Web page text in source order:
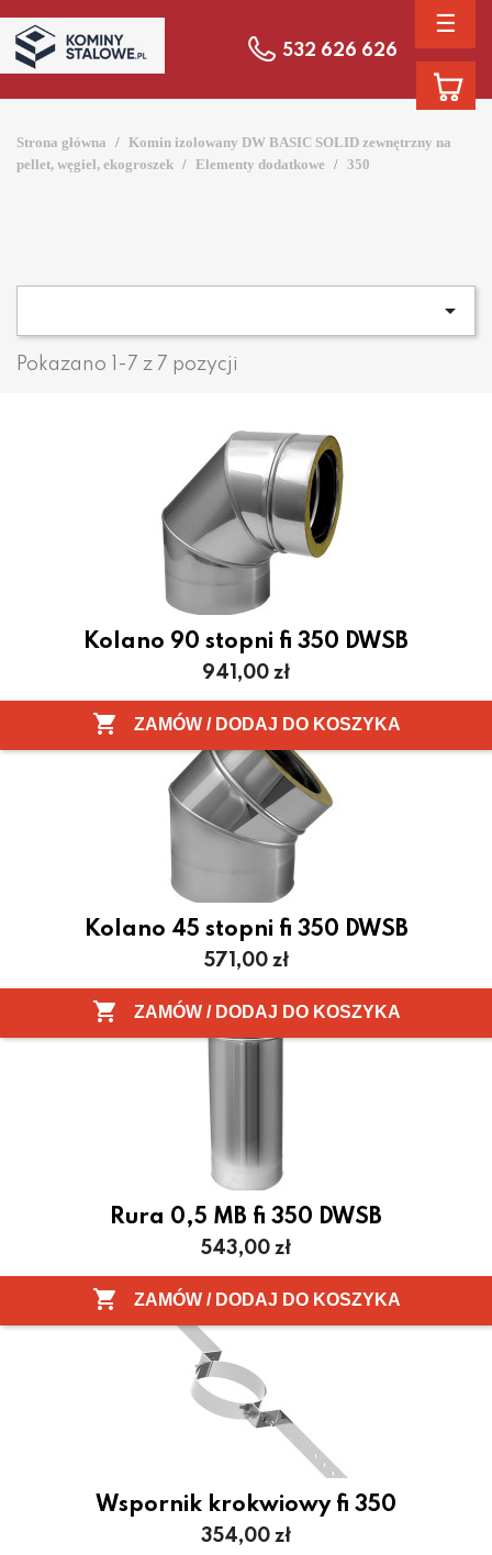
☰
532 626 626
Strona główna
Komin izolowany DW BASIC SOLID zewnętrzny na
pellet, węgiel, ekogroszek
Elementy dodatkowe 350

Pokazano 1-7 z 7 pozycji
Kolano 90 stopni fi 350 DWSB
Cena
941,00 zł
 ZAMÓW / DODAJ DO KOSZYKA
Kolano 45 stopni fi 350 DWSB
Cena
571,00 zł
 ZAMÓW / DODAJ DO KOSZYKA
Rura 0,5 MB fi 350 DWSB
Cena
543,00 zł
 ZAMÓW / DODAJ DO KOSZYKA
Wspornik krokwiowy fi 350
Cena
354,00 zł